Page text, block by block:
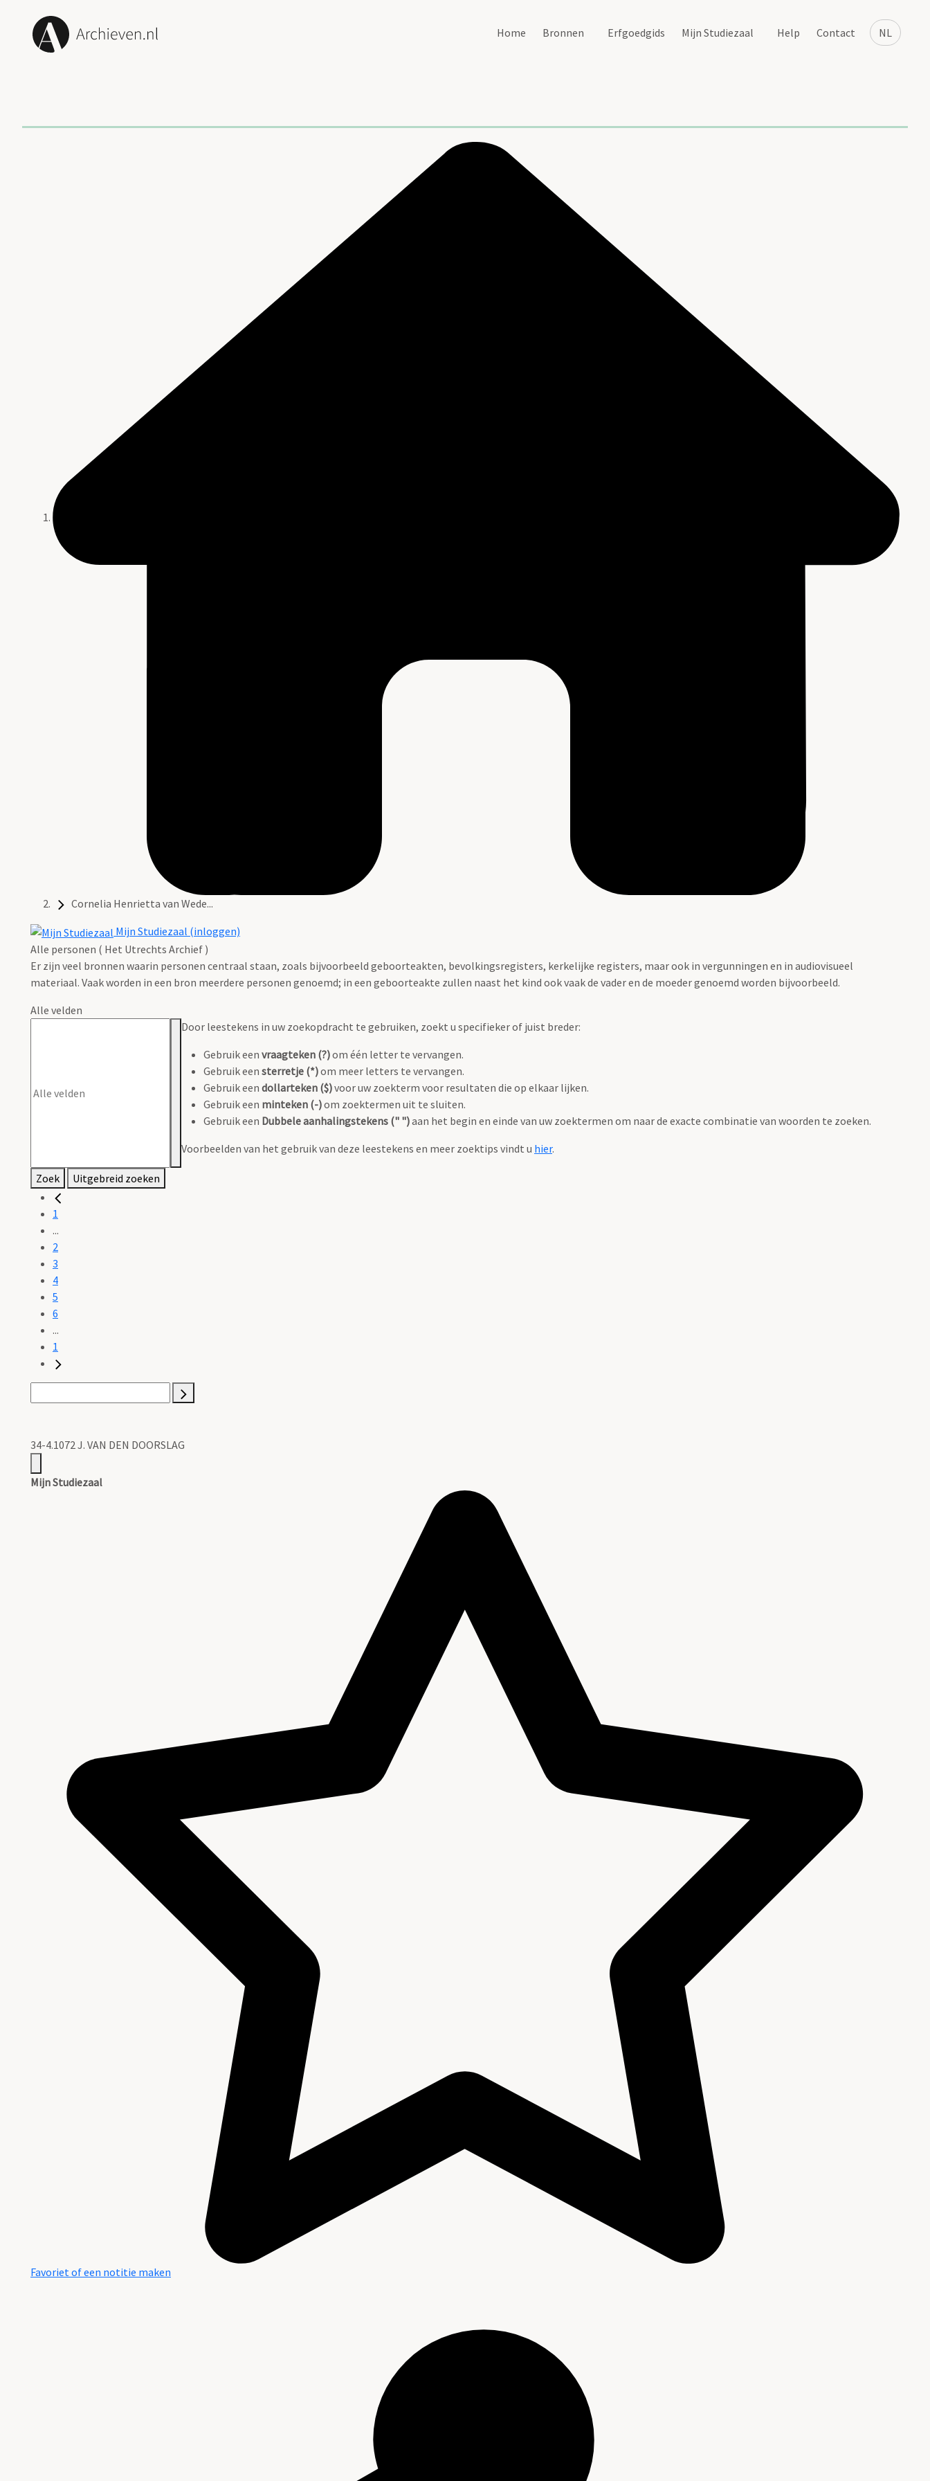
NL
Home Bronnen Erfgoedgids Mijn Studiezaal Help Contact
Cornelia Henrietta van Wede...
Mijn Studiezaal (inloggen)
Alle personen ( Het Utrechts Archief )
Er zijn veel bronnen waarin personen centraal staan, zoals bijvoorbeeld geboorteakten, bevolkingsregisters, kerkelijke registers, maar ook in vergunningen en in audiovisueel
materiaal. Vaak worden in een bron meerdere personen genoemd; in een geboorteakte zullen naast het kind ook vaak de vader en de moeder genoemd worden bijvoorbeeld.
Alle velden
Door leestekens in uw zoekopdracht te gebruiken, zoekt u specifieker of juist breder:
Gebruik een vraagteken (?)om één letter te vervangen.
Gebruik een sterretje (*)om meer letters te vervangen.
Gebruik een dollarteken ($)voor uw zoekterm voor resultaten die op elkaar lijken.
Gebruik een minteken (-)om zoektermen uit te sluiten.
Gebruik een Dubbele aanhalingstekens (" ")aan het begin en einde van uw zoektermen om naar de exacte combinatie van woorden te zoeken.
Voorbeelden van het gebruik van deze leestekens en meer zoektips vindt u hier.
Zoek Uitgebreid zoeken
1
...
2
3
4
5
6
...
1
34-4.1072 J. VAN DEN DOORSLAG
Mijn Studiezaal
Favoriet of een notitie maken